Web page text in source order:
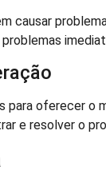
causar
oferecer o
e resolver o